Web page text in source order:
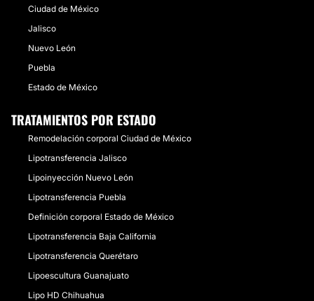
Ciudad de México
Jalisco
Nuevo León
Puebla
Estado de México
TRATAMIENTOS POR ESTADO
Remodelación corporal Ciudad de México
Lipotransferencia Jalisco
Lipoinyección Nuevo León
Lipotransferencia Puebla
Definición corporal Estado de México
Lipotransferencia Baja California
Lipotransferencia Querétaro
Lipoescultura Guanajuato
Lipo HD Chihuahua